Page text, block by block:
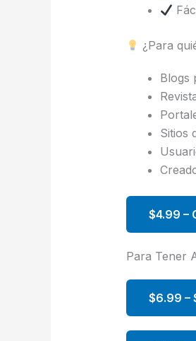
¿Para
Blogs
Sitios
$4.99 –
Para Tener
$6.99 –